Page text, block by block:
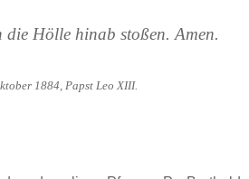
Hölle hinab stoßen. Amen.
1884, Papst Leo XIII.